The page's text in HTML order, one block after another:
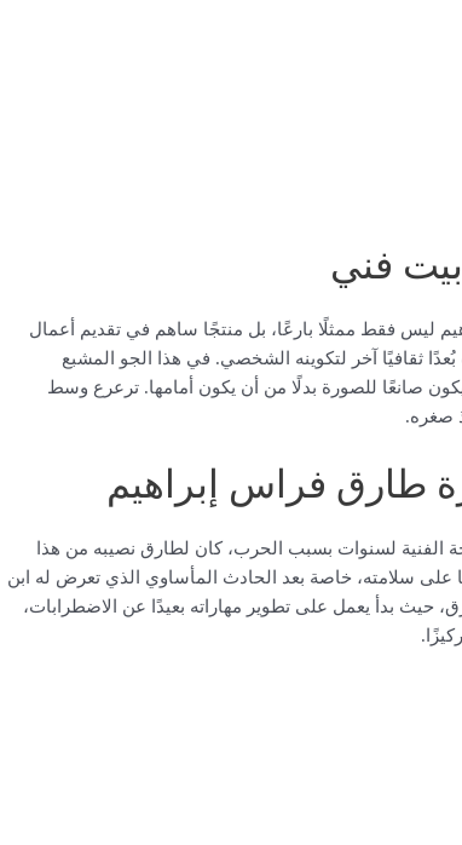
فني
ليس فقط ممثلًا بارعًا، بل منتجًا ساهم في تقديم أعمال
ثقافيًا آخر لتكوينه الشخصي. في هذا الجو المشبع
صانعًا للصورة بدلًا من أن يكون أمامها. ترعرع وسط
صغره.
طارق فراس إبراهيم
الفنية لسنوات بسبب الحرب، كان لطارق نصيبه من هذا
على سلامته، خاصة بعد الحادث المأساوي الذي تعرض له ابن
حيث بدأ يعمل على تطوير مهاراته بعيدًا عن الاضطرابات،